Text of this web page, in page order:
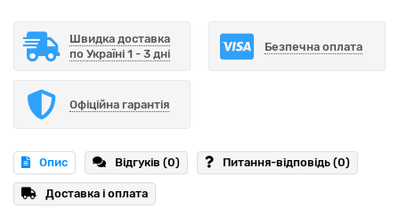
Швидка доставка
по Україні 1 - 3 дні
Безпечна оплата
Офіційна гарантія
Опис Відгуків (0) Питання-відповідь (0)
Доставка і оплата